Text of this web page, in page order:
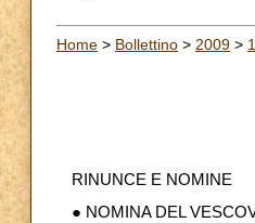
Home > Bollettino > 2009 >
RINUNCE E NOMINE
● NOMINA DEL